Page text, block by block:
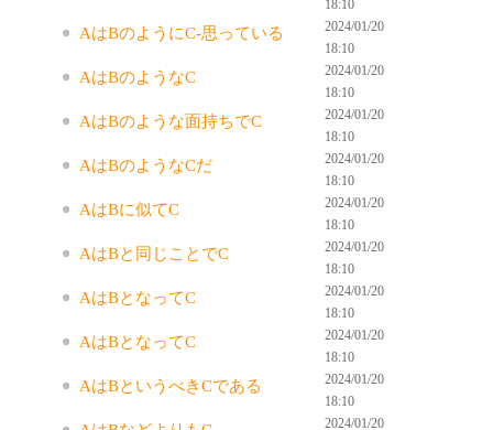
18:10
AはBのようにC-思っている
2024/01/20
18:10
AはBのようなC
2024/01/20
18:10
AはBのような面持ちでC
2024/01/20
18:10
AはBのようなCだ
2024/01/20
18:10
AはBに似てC
2024/01/20
18:10
AはBと同じことでC
2024/01/20
18:10
AはBとなってC
2024/01/20
18:10
AはBとなってC
2024/01/20
18:10
AはBというべきCである
2024/01/20
18:10
2024/01/20